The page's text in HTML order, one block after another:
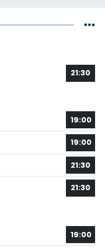
21:30
19:00
19:00
21:30
21:30
19:00